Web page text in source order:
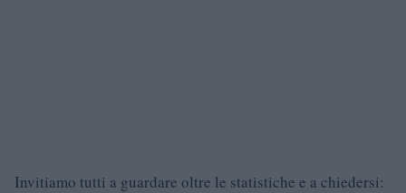
Invitiamo tutti a guardare oltre le statistiche e a chiedersi: